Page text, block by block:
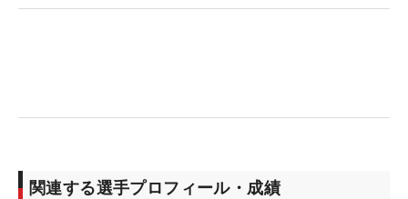
渋野にとって、今季海外メジャーは、これで5試合
関連する選手プロフィール・成績